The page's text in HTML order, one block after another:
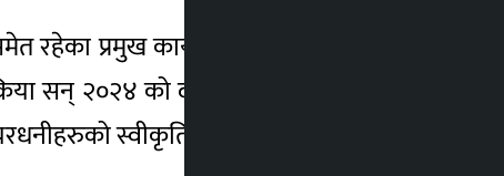
रहेका प्रमुख कार्यकारी अधिकृत डा.मास्केका
सन् २०२४ को दोस्रो त्रैमाससम्म पूरा हुनेछ ।
स्वीकृति र आवश्यक कानूनी प्रक्रिया